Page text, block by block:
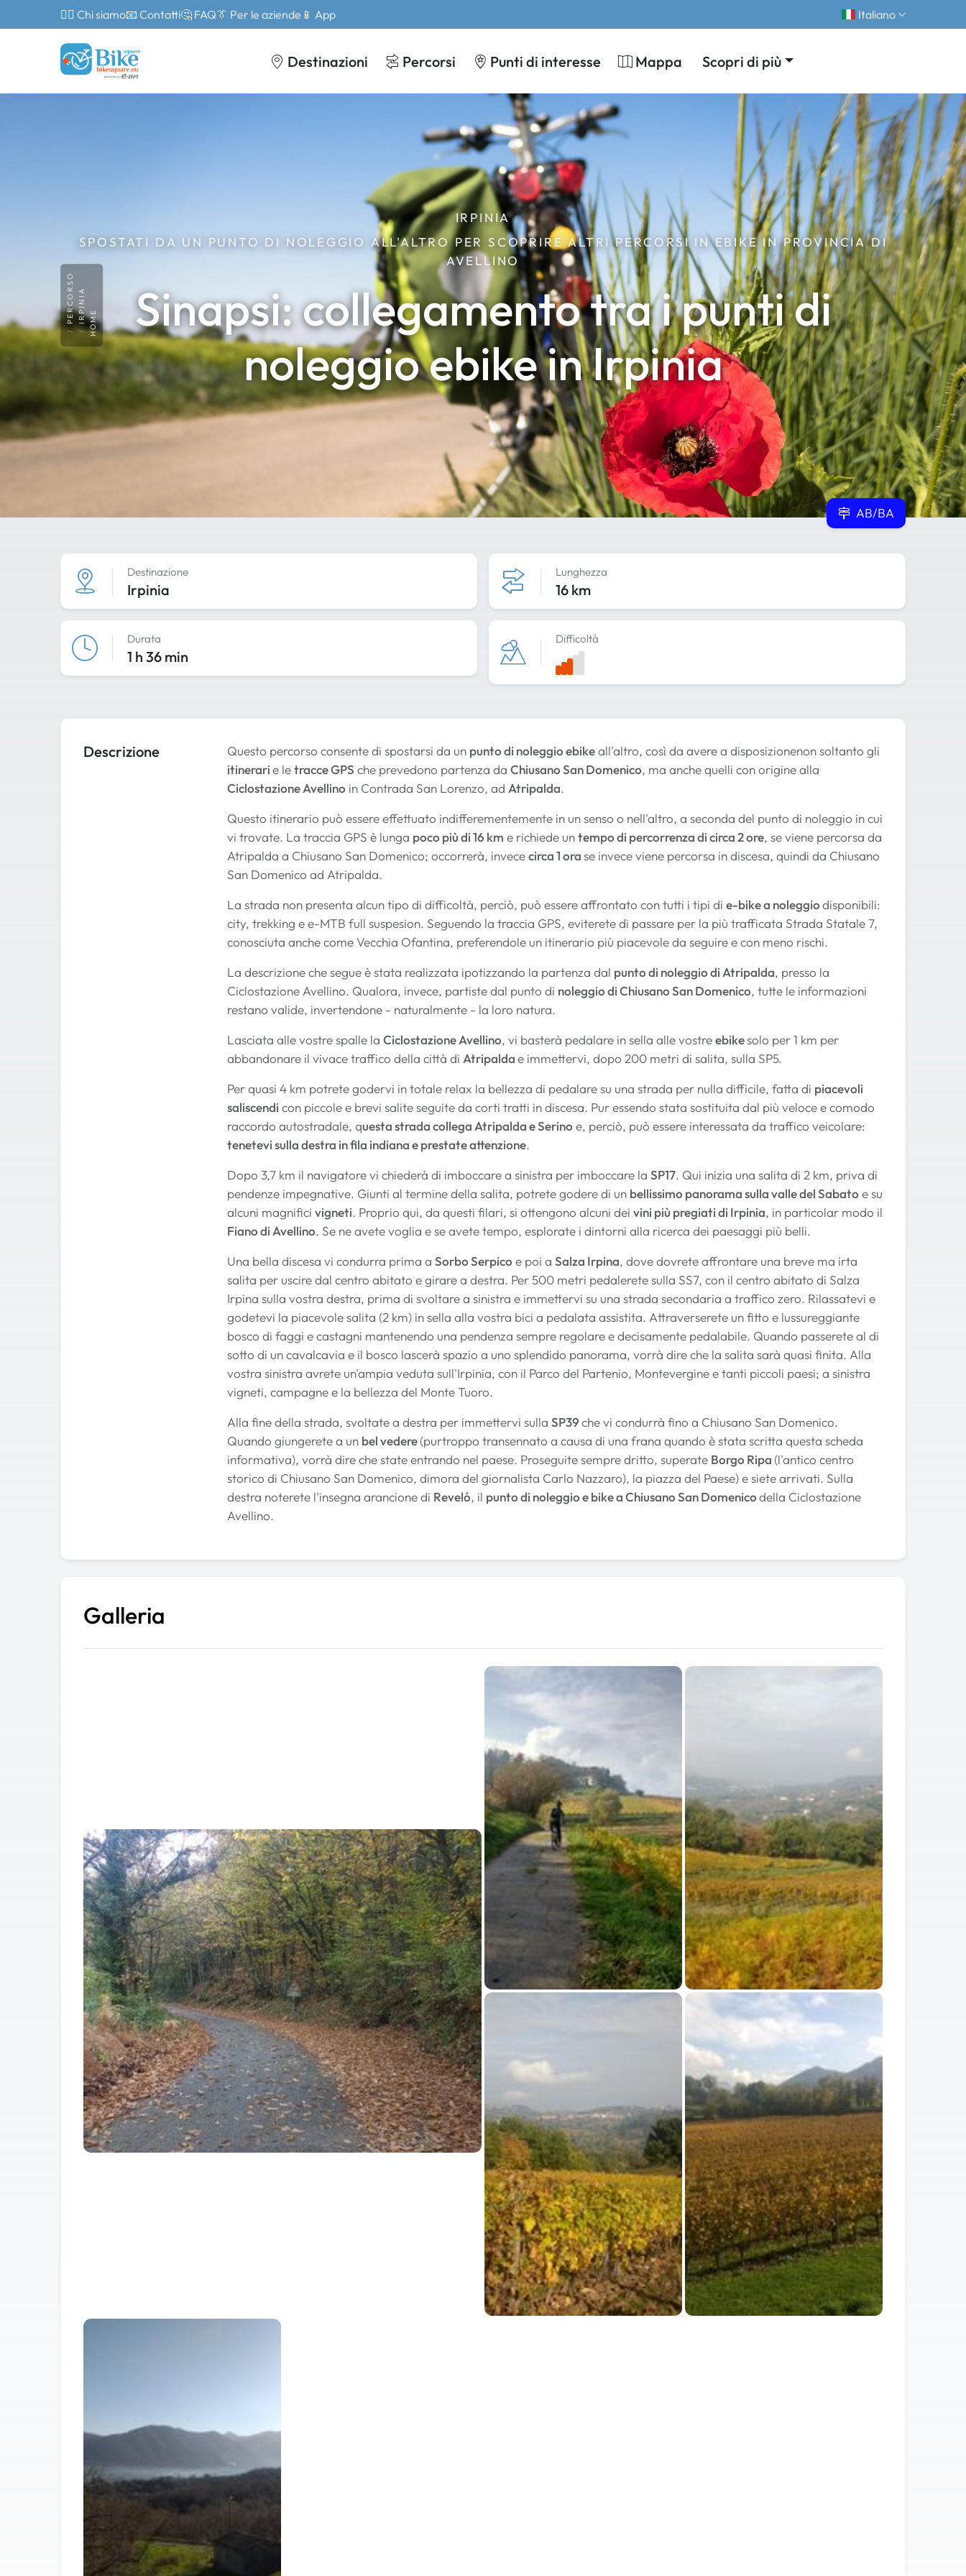
🙎‍♂️ Chi siamo📧 Contatti🤔 FAQ👔 Per le aziende 📱 App Italiano
Destinazioni Percorsi Punti di interesse Mappa Scopri di più
IRPINIA
SPOSTATI DA UN PUNTO DI NOLEGGIO ALL'ALTRO PER SCOPRIRE ALTRI PERCORSI IN EBIKE IN PROVINCIA DI
AVELLINO
Sinapsi: collegamento tra i punti di
noleggio ebike in Irpinia
HOME
IRPINIA
PERCORSO
AB/BA
Destinazione
Irpinia
Lunghezza
16 km
Durata
1 h 36 min
Difficoltà
Descrizione Questo percorso consente di spostarsi da un punto di noleggio ebikeall'altro, così da avere a disposizionenon soltanto gli
itinerarie letracce GPS che prevedono partenza da Chiusano San Domenico, ma anche quelli con origine alla
Ciclostazione Avellino in Contrada San Lorenzo, ad Atripalda.
Questo itinerario può essere effettuato indifferementemente in un senso o nell'altro, a seconda del punto di noleggio in cui
vi trovate. La traccia GPS è lunga poco più di 16 km e richiede untempo di percorrenza di circa 2 ore, se viene percorsa da
Atripalda a Chiusano San Domenico; occorrerà, invececirca 1 orase invece viene percorsa in discesa, quindi da Chiusano
San Domenico ad Atripalda.
La strada non presenta alcun tipo di difficoltà, perciò, può essere affrontato con tutti i tipi di e-bike a noleggiodisponibili:
city, trekking e e-MTB full suspesion. Seguendo la traccia GPS, eviterete di passare per la più trafficata Strada Statale 7,
conosciuta anche come Vecchia Ofantina, preferendole un itinerario più piacevole da seguire e con meno rischi.
La descrizione che segue è stata realizzata ipotizzando la partenza dal punto di noleggio di Atripalda, presso la
Ciclostazione Avellino. Qualora, invece, partiste dal punto di noleggio di Chiusano San Domenico, tutte le informazioni
restano valide, invertendone - naturalmente - la loro natura.
Lasciata alle vostre spalle la Ciclostazione Avellino, vi basterà pedalare in sella alle vostreebikesolo per 1 km per
abbandonare il vivace traffico della città di Atripaldae immettervi, dopo 200 metri di salita, sulla SP5.
Per quasi 4 km potrete godervi in totale relax la bellezza di pedalare su una strada per nulla difficile, fatta di piacevoli
saliscendi con piccole e brevi salite seguite da corti tratti in discesa. Pur essendo stata sostituita dal più veloce e comodo
raccordo autostradale, questa strada collega Atripalda e Serino e, perciò, può essere interessata da traffico veicolare:
tenetevi sulla destra in fila indiana e prestate attenzione.
Dopo 3,7 km il navigatore vi chiederà di imboccare a sinistra per imboccare la SP17. Qui inizia una salita di 2 km, priva di
pendenze impegnative. Giunti al termine della salita, potrete godere di un bellissimo panorama sulla valle del Sabato e su
alcuni magnifici vigneti. Proprio qui, da questi filari, si ottengono alcuni dei vini più pregiati di Irpinia, in particolar modo il
Fiano di Avellino. Se ne avete voglia e se avete tempo, esplorate i dintorni alla ricerca dei paesaggi più belli.
Una bella discesa vi condurra prima a Sorbo Serpico e poi a Salza Irpina, dove dovrete affrontare una breve ma irta
salita per uscire dal centro abitato e girare a destra. Per 500 metri pedalerete sulla SS7, con il centro abitato di Salza
Irpina sulla vostra destra, prima di svoltare a sinistra e immettervi su una strada secondaria a traffico zero. Rilassatevi e
godetevi la piacevole salita (2 km) in sella alla vostra bici a pedalata assistita. Attraverserete un fitto e lussureggiante
bosco di faggi e castagni mantenendo una pendenza sempre regolare e decisamente pedalabile. Quando passerete al di
sotto di un cavalcavia e il bosco lascerà spazio a uno splendido panorama, vorrà dire che la salita sarà quasi finita. Alla
vostra sinistra avrete un'ampia veduta sull'Irpinia, con il Parco del Partenio, Montevergine e tanti piccoli paesi; a sinistra
vigneti, campagne e la bellezza del Monte Tuoro.
Alla fine della strada, svoltate a destra per immettervi sulla SP39che vi condurrà fino a Chiusano San Domenico.
Quando giungerete a un bel vedere(purtroppo transennato a causa di una frana quando è stata scritta questa scheda
informativa), vorrà dire che state entrando nel paese. Proseguite sempre dritto, superate Borgo Ripa (l'antico centro
storico di Chiusano San Domenico, dimora del giornalista Carlo Nazzaro), la piazza del Paese) e siete arrivati. Sulla
destra noterete l'insegna arancione di Reveló, il punto di noleggio e bike a Chiusano San Domenicodella Ciclostazione
Avellino.
Galleria